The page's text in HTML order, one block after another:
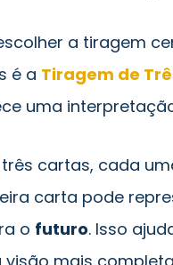
a tiragem
é a Tiragem de
uma
cartas, cada
carta pode
o futuro. Isso